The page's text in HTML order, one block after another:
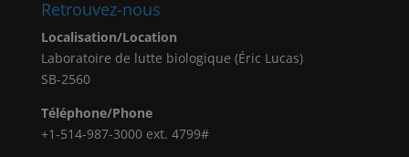
Retrouvez-nous
Localisation/Location
Laboratoire de lutte biologique (Éric Lucas)
SB-2560
Téléphone/Phone
+1-514-987-3000 ext. 4799#